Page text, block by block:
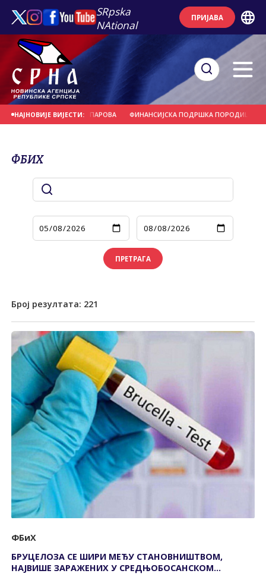
SRpska
NAtional
ПРИЈАВА
НАЈНОВИЈЕ ВИЈЕСТИ:
ДЕВЕТ ПАРОВА ФИНАНСИЈСКА ПОДРШКА ПОРОДИЦИ И РАЂАЊУ
ФБИХ
ПРЕТРАГА
Број резултата: 221
ФБиХ
БРУЦЕЛОЗА СЕ ШИРИ МЕЂУ СТАНОВНИШТВОМ,
НАЈВИШЕ ЗАРАЖЕНИХ У СРЕДЊОБОСАНСКОМ